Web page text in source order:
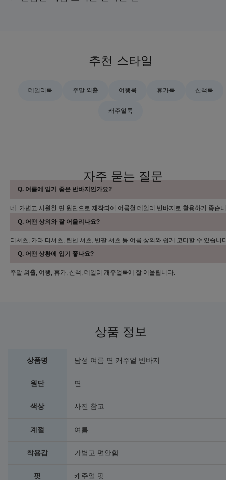
추천 스타일
데일리룩 주말 외출 여행룩 휴가룩 산책룩
캐주얼룩
자주 묻는 질문
Q. 여름에 입기 좋은 반바지인가요?
네. 가볍고 시원한 면 원단으로 제작되어 여름철 데일리 반바지로 활용하기 좋습
Q. 어떤 상의와 잘 어울리나요?
티셔츠, 카라 티셔츠, 린넨 셔츠, 반팔 셔츠 등 여름 상의와 쉽게 코디할 수 있습니
Q. 어떤 상황에 입기 좋나요?
주말 외출, 여행, 휴가, 산책, 데일리 캐주얼룩에 잘 어울립니다.
상품 정보
상품명 남성 여름 면 캐주얼 반바지
원단 면
색상 사진 참고
계절 여름
착용감 가볍고 편안함
핏 캐주얼 핏